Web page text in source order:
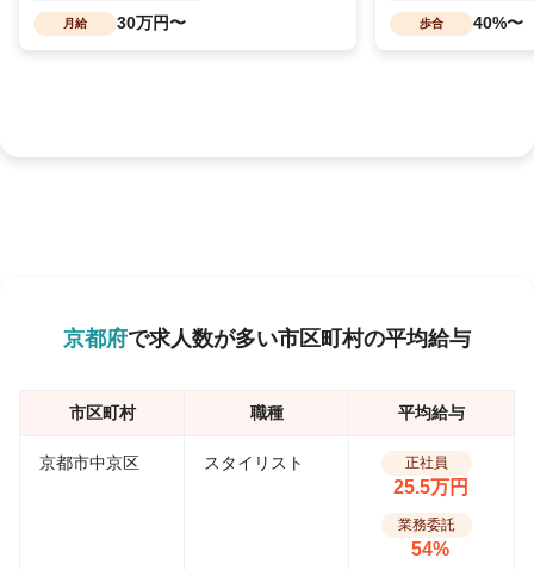
月給 30万円〜 歩合 40%〜
京都府で求人数が多い市区町村の平均給与
市区町村 職種 平均給与
京都市中京区 スタイリスト 正社員
25.5万円
業務委託
54%